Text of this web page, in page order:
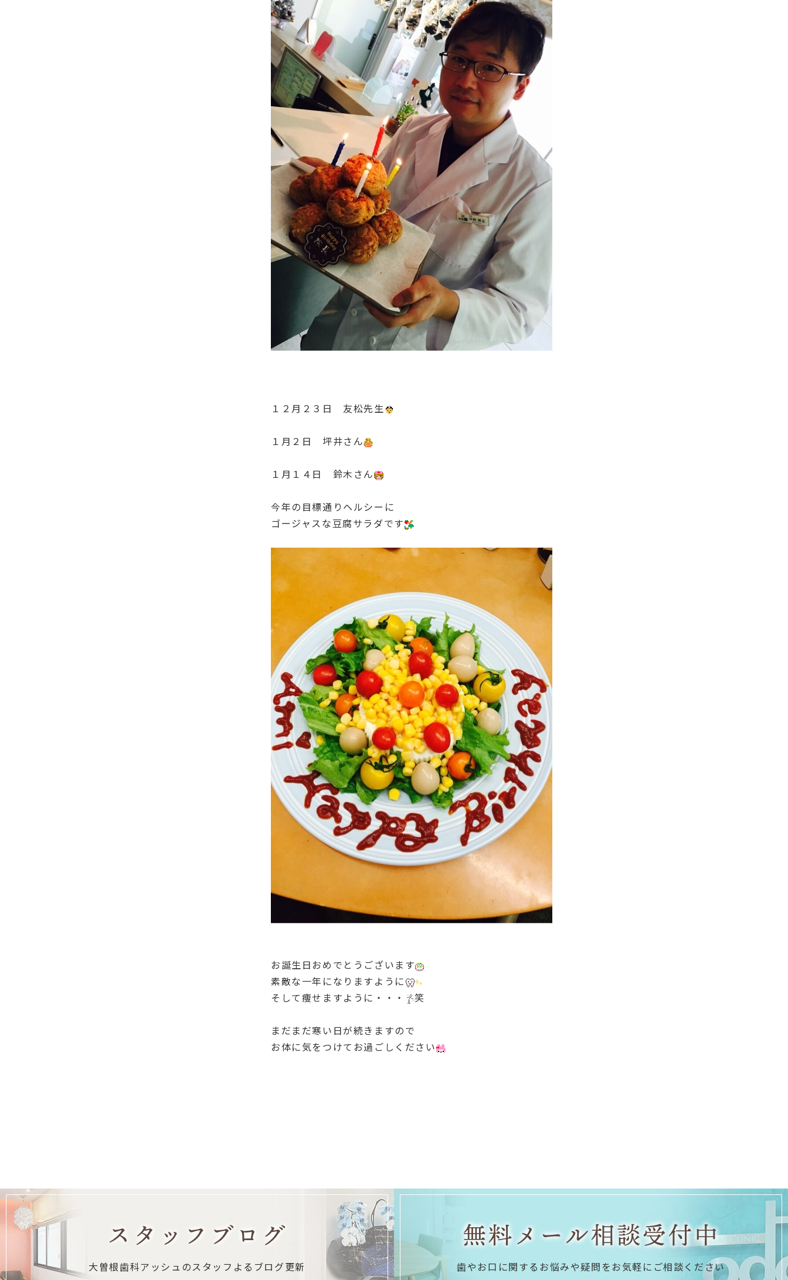
１２月２３日 友松先生
１月２日 坪井さん
１月１４日 鈴木さん
今年の目標通りヘルシーに
ゴージャスな豆腐サラダです
お誕生日おめでとうございます
素敵な一年になりますように
そして痩せますように・・・
笑
まだまだ寒い日が続きますので
お体に気をつけてお過ごしください
スタッフブログ
大曽根歯科アッシュのスタッフよるブログ更新
無料メール相談受付中
歯やお口に関するお悩みや疑問をお気軽にご相談ください